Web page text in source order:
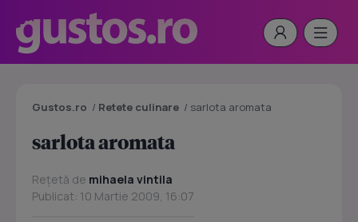
Gustos.ro / Retete culinare / sarlota aromata
sarlota aromata
Rețetă de mihaela vintila
Publicat: 10 Martie 2009, 16:07